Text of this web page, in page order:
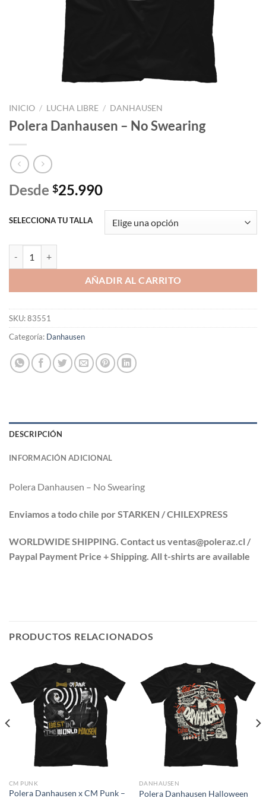
INICIO / LUCHA LIBRE / DANHAUSEN
Polera Danhausen – No Swearing
Desde $25.990
SELECCIONA TU TALLA
AÑADIR AL CARRITO
SKU:83551
Categoría: Danhausen
DESCRIPCIÓN
INFORMACIÓN ADICIONAL
Polera Danhausen – No Swearing
Enviamos a todo chile por STARKEN / CHILEXPRESS
WORLDWIDE SHIPPING. Contact us ventas@poleraz.cl /
Paypal Payment Price + Shipping. All t-shirts are available
PRODUCTOS RELACIONADOS
CM PUNK
Polera Danhausen x CM Punk –
DANHAUSEN
Polera Danhausen Halloween